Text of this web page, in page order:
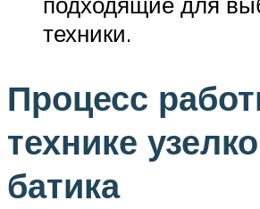
техники.
Процесс
технике
батика